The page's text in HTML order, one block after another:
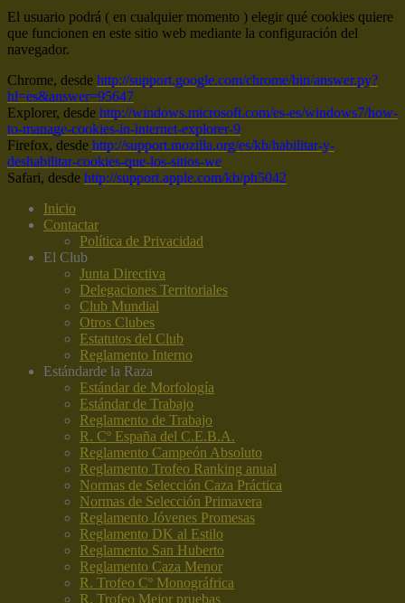
El usuario podrá ( en cualquier momento ) elegir qué cookies quiere
que funcionen en este sitio web mediante la configuración del
navegador.
Chrome, desde http://support.google.com/chrome/bin/answer.py?
hl=es&answer=95647
Explorer, desde http://windows.microsoft.com/es-es/windows7/how-
to-manage-cookies-in-internet-explorer-9
Firefox, desde http://support.mozilla.org/es/kb/habilitar-y-
deshabilitar-cookies-que-los-sitios-we
Safari, desde http://support.apple.com/kb/ph5042
Inicio
Contactar
Política de Privacidad
El Club
Junta Directiva
Delegaciones Territoriales
Club Mundial
Otros Clubes
Estatutos del Club
Reglamento Interno
Estándarde la Raza
Estándar de Morfología
Estándar de Trabajo
Reglamento de Trabajo
R. Cº España del C.E.B.A.
Reglamento Campeón Absoluto
Reglamento Trofeo Ranking anual
Normas de Selección Caza Práctica
Normas de Selección Primavera
Reglamento Jóvenes Promesas
Reglamento DK al Estilo
Reglamento San Huberto
Reglamento Caza Menor
R. Trofeo Cº Monográfrica
R. Trofeo Mejor pruebas